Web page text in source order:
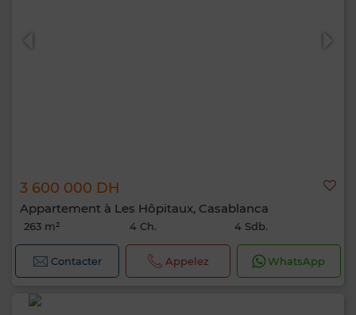
3 600 000 DH
Appartement à Les Hôpitaux, Casablanca
263 m² 4 Ch. 4 Sdb.
Contacter Appelez WhatsApp